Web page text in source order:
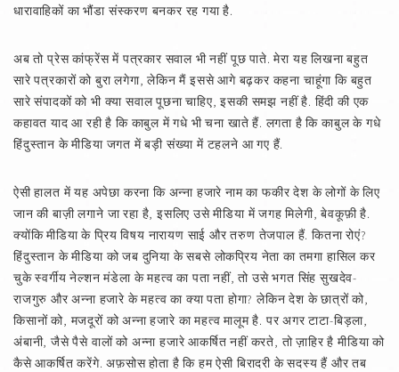
धारावाहिकों का भौंडा संस्करण बनकर रह गया है.
अब तो प्रेस कांफ्रेंस में पत्रकार सवाल भी नहीं पूछ पाते. मेरा यह लिखना बहुत
सारे पत्रकारों को बुरा लगेगा, लेकिन मैं इससे आगे बढ़कर कहना चाहूंगा कि बहुत
सारे संपादकों को भी क्या सवाल पूछना चाहिए, इसकी समझ नहीं है. हिंदी की एक
कहावत याद आ रही है कि काबुल में गधे भी चना खाते हैं. लगता है कि काबुल के गधे
हिंदुस्तान के मीडिया जगत में बड़ी संख्या में टहलने आ गए हैं.
ऐसी हालत में यह अपेछा करना कि अन्ना हजारे नाम का फकीर देश के लोगों के लिए
जान की बाज़ी लगाने जा रहा है, इसलिए उसे मीडिया में जगह मिलेगी, बेवकूफ़ी है.
क्योंकि मीडिया के प्रिय विषय नारायण साई और तरुण तेजपाल हैं. कितना रोएं?
हिंदुस्तान के मीडिया को जब दुनिया के सबसे लोकप्रिय नेता का तमगा हासिल कर
चुके स्वर्गीय नेल्शन मंडेला के महत्व का पता नहीं, तो उसे भगत सिंह सुखदेव-
राजगुरु और अन्ना हजारे के महत्व का क्या पता होगा? लेकिन देश के छात्रों को,
किसानों को, मजदूरों को अन्ना हजारे का महत्व मालूम है. पर अगर टाटा-बिड़ला,
अंबानी, जैसे पैसे वालों को अन्ना हजारे आकर्षित नहीं करते, तो ज़ाहिर है मीडिया को
कैसे आकर्षित करेंगे. अफ़सोस होता है कि हम ऐसी बिरादरी के सदस्य हैं और तब